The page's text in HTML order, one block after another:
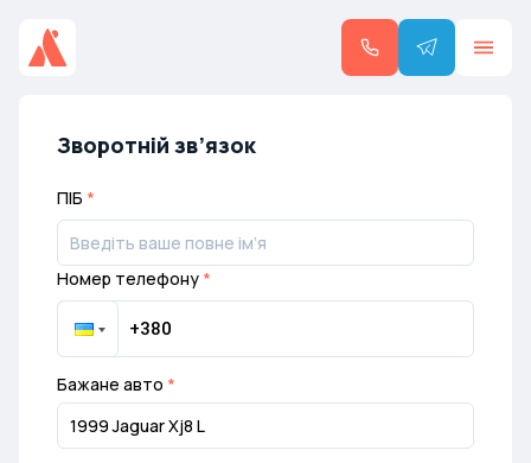
Зворотній зв’язок
ПІБ *
Номер телефону *
Бажане авто *